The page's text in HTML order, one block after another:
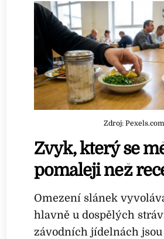
Zdroj: Pexels.com
Zvyk, který se
pomaleji než
Omezení slánek
hlavně u dospělých
závodních jídelnách